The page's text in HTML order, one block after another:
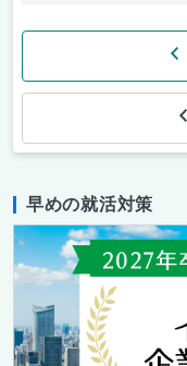
早めの就活対策